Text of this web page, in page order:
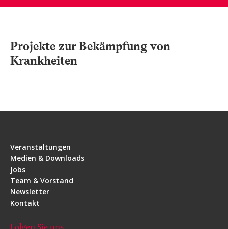
Projekte zur Bekämpfung von
Krankheiten
Veranstaltungen
Medien & Downloads
Jobs
Team & Vorstand
Newsletter
Kontakt
Folgen Sie uns